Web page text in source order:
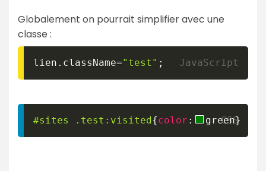
Globalement on pourrait simplifier avec une
classe :
lien . className="test" ;
#sites .test :visited{color : green}